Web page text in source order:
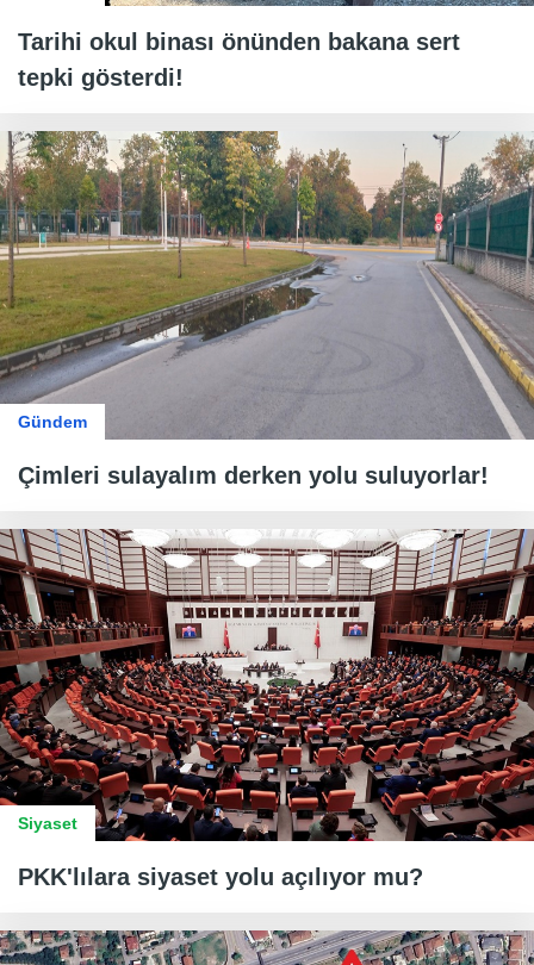
Tarihi okul binası önünden bakana sert
tepki gösterdi!
Gündem
Çimleri sulayalım derken yolu suluyorlar!
Siyaset
PKK'lılara siyaset yolu açılıyor mu?